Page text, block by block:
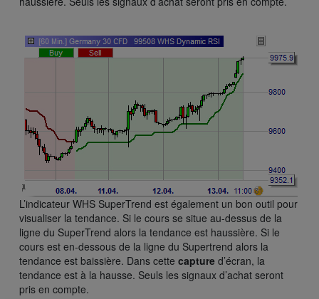
L’indicateur WHS SuperTrend est également un bon outil pour
visualiser la tendance. Si le cours se situe au-dessus de la
ligne du SuperTrend alors la tendance est haussière. Si le
cours est en-dessous de la ligne du Supertrend alors la
tendance est baissière. Dans cette capture d’écran, la
tendance est à la hausse. Seuls les signaux d’achat seront
pris en compte.